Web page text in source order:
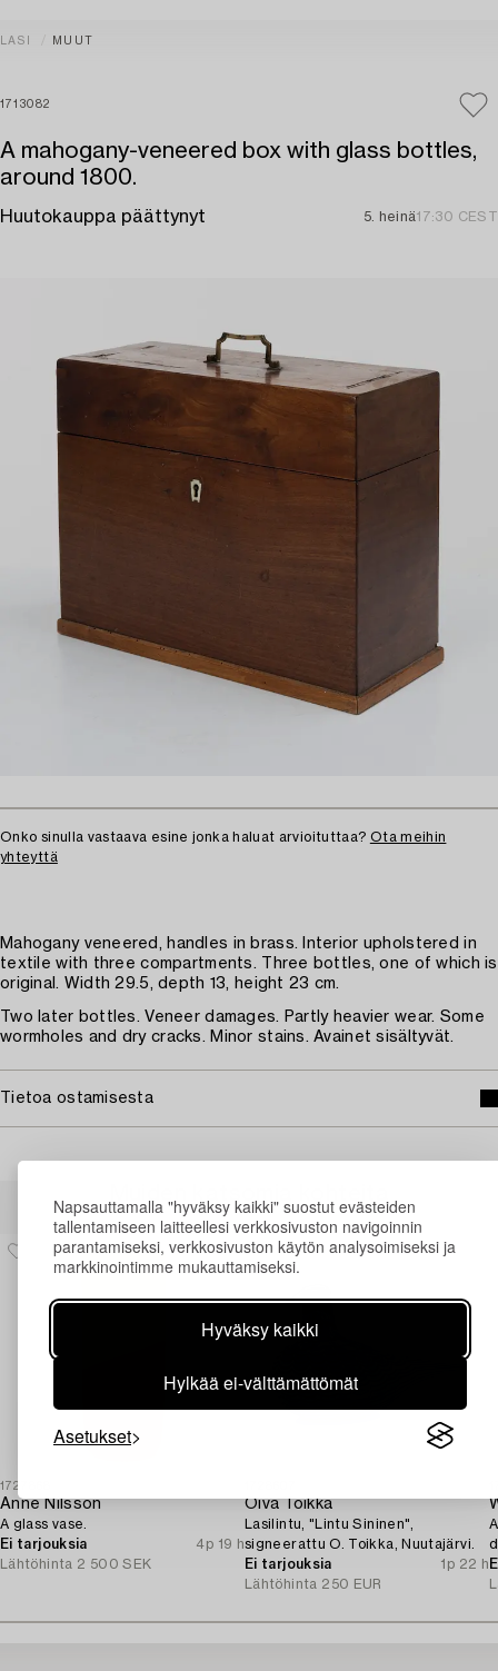
Napsauttamalla "hyväksy kaikki" suostut evästeiden
tallentamiseen laitteellesi verkkosivuston navigoinnin
parantamiseksi, verkkosivuston käytön analysoimiseksi ja
markkinointimme mukauttamiseksi.
Hyväksy kaikki
Hylkää ei-välttämättömät
Asetukset
LASI MUUT
1713082
A mahogany-veneered box with glass bottles,
around 1800.
Huutokauppa päättynyt 5. heinä17:30 CEST
Onko sinulla vastaava esine jonka haluat arvioituttaa? Ota meihin
yhteyttä
Mahogany veneered, handles in brass. Interior upholstered in
textile with three compartments. Three bottles, one of which is
original. Width 29.5, depth 13, height 23 cm.
Two later bottles. Veneer damages. Partly heavier wear. Some
wormholes and dry cracks. Minor stains. Avainet sisältyvät.
Tietoa ostamisesta
1727868
Anne Nilsson
A glass vase.
Ei tarjouksia
4p 19 h
Lähtöhinta 2 500 SEK
Oiva Toikka
Lasilintu, "Lintu Sininen",
signeerattu O. Toikka, Nuutajärvi.
Ei tarjouksia
1p 22 h
Lähtöhinta 250 EUR